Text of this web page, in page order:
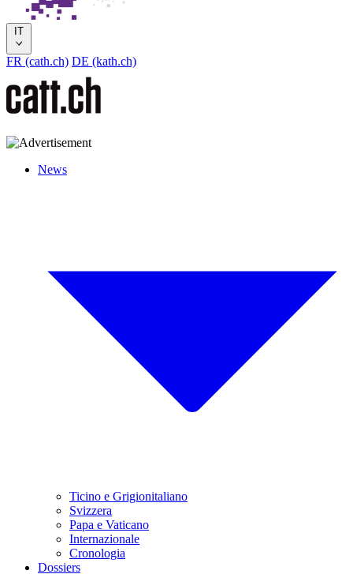
IT
FR (cath.ch) DE (kath.ch)
News
Ticino e Grigionitaliano
Svizzera
Papa e Vaticano
Internazionale
Cronologia
Dossiers